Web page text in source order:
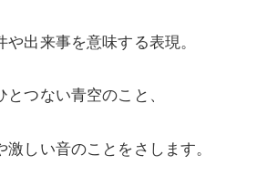
出来事を意味する表現。
とつない青空のこと、
激しい音のことをさします。